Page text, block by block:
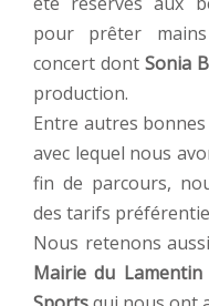
pour prêter
concert dont Sonia
production.
Entre autres bonnes
avec lequel nous
fin de parcours,
des tarifs
Nous retenons
Mairie du Lamentin